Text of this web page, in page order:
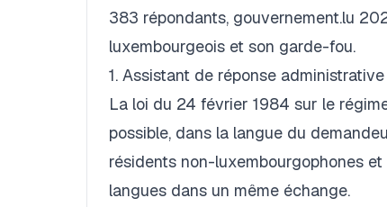
383 répondants, gouvernement.lu
luxembourgeois et son garde-fou.
1. Assistant de réponse
La loi du 24 février 1984 sur le
possible, dans la langue du
résidents non-luxembourgophones
langues dans un même échange.